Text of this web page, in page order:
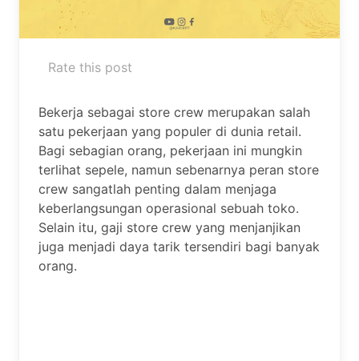
Rate this post
Bekerja sebagai store crew merupakan salah
satu pekerjaan yang populer di dunia retail.
Bagi sebagian orang, pekerjaan ini mungkin
terlihat sepele, namun sebenarnya peran store
crew sangatlah penting dalam menjaga
keberlangsungan operasional sebuah toko.
Selain itu, gaji store crew yang menjanjikan
juga menjadi daya tarik tersendiri bagi banyak
orang.